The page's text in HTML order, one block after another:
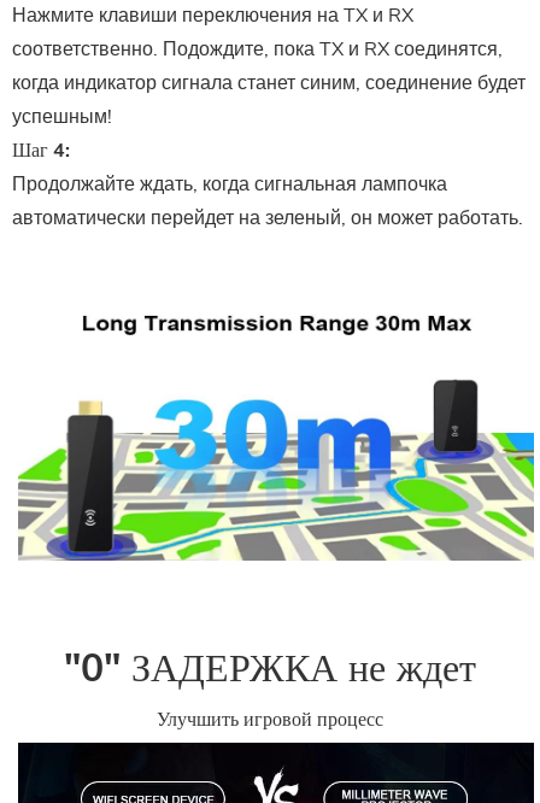
Нажмите клавиши переключения на TX и RX
соответственно. Подождите, пока TX и RX соединятся,
когда индикатор сигнала станет синим, соединение будет
успешным!
Шаг 4:
Продолжайте ждать, когда сигнальная лампочка
автоматически перейдет на зеленый, он может работать.
"0" ЗАДЕРЖКА не ждет
Улучшить игровой процесс